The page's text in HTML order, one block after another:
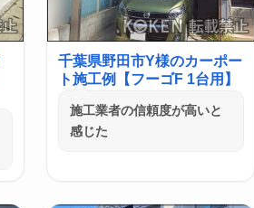
千葉県野田市Y様のカーポー
ト施工例【フーゴF 1台用】
施工業者の信頼度が高いと
感じた